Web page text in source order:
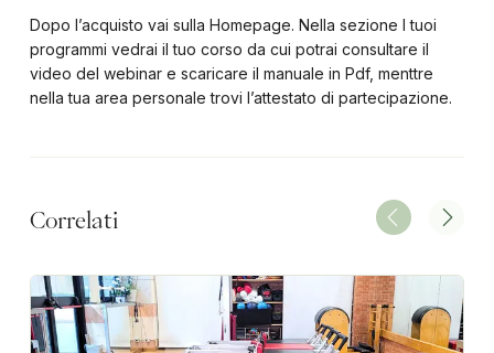
Dopo l’acquisto vai sulla Homepage. Nella sezione I tuoi
programmi vedrai il tuo corso da cui potrai consultare il
video del webinar e scaricare il manuale in Pdf, menttre
nella tua area personale trovi l’attestato di partecipazione.
Correlati